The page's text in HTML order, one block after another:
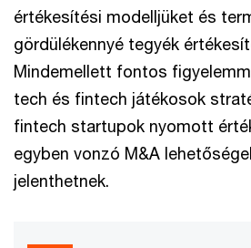
értékesítési modelljüket és
gördülékennyé tegyék
Mindemellett fontos
tech és fintech játékosok
fintech startupok nyomott
egyben vonzó M&A
jelenthetnek.